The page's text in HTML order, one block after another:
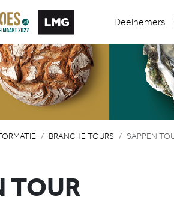
Deelnemers
BRANCHE TOURS SAPPEN
TOUR